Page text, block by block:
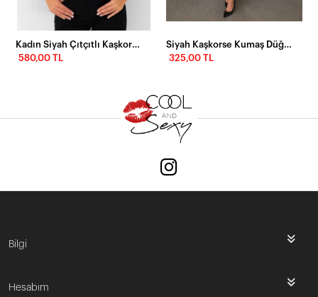
Kadın Siyah Çıtçıtlı Kaşkorse Bluz EY2983
580,00 TL
Siyah Kaşkorse Kumaş Düğme Detaylı Uzun Bluz / Elbise
325,00 TL
Bilgi
Hesabım